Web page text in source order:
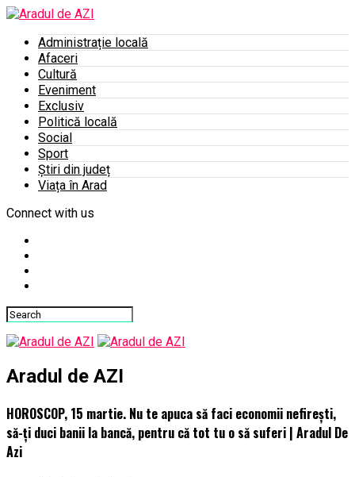
Administrație locală
Afaceri
Cultură
Eveniment
Exclusiv
Politică locală
Social
Sport
Știri din județ
Viața în Arad
Connect with us
Aradul de AZI
HOROSCOP, 15 martie. Nu te apuca să faci economii nefireşti,
să-ţi duci banii la bancă, pentru că tot tu o să suferi | Aradul De
Azi